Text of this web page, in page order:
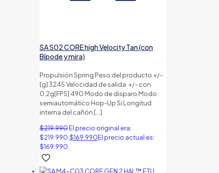
SA S02 CORE high Velocity Tan (con
Bípode y mira)
Propulsión Spring Peso del producto +/-
[g] 3245 Velocidad de salida +/- con
0,2g[FPS] 490 Modo de disparo Modo
semiautomático Hop-Up Si Longitud
interna del cañón […]
$219.990El precio original era:
$219.990. $169.990El precio actual es:
$169.990.